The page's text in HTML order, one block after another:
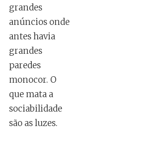
grandes
anúncios onde
antes havia
grandes
paredes
monocor. O
que mata a
sociabilidade
são as luzes.